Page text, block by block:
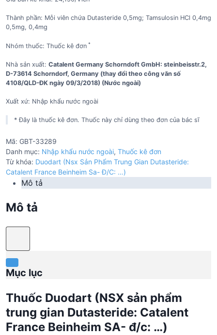
Thành phần: Mỗi viên chứa Dutasteride 0,5mg; Tamsulosin HCl 0,4mg
0,5mg, 0,4mg
Nhóm thuốc: Thuốc kê đơn *
Nhà sản xuất: Catalent Germany Schorndoft GmbH: steinbeisstr.2,
D-73614 Schorndorf, Germany (thay đổi theo công văn số
4108/QLD-ĐK ngày 09/3/2018) (Nước ngoài)
Xuất xứ: Nhập khẩu nước ngoài
* Đây là thuốc kê đơn. Thuốc này chỉ dùng theo đơn của bác sĩ
Mã: GBT-33289
Danh mục: Nhập khẩu nước ngoài, Thuốc kê đơn
Từ khóa: Duodart (Nsx Sản Phẩm Trung Gian Dutasteride:
Catalent France Beinheim Sa- Đ/C: …)
Mô tả
Mô tả
Mục lục
Thuốc Duodart (NSX sản phẩm
trung gian Dutasteride: Catalent
France Beinheim SA- đ/c: …)